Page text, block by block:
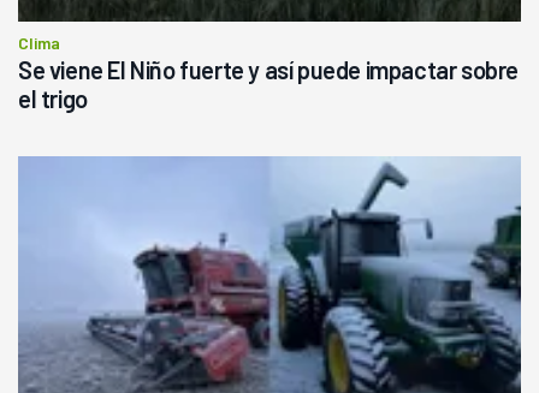
Clima
Se viene El Niño fuerte y así puede impactar sobre
el trigo